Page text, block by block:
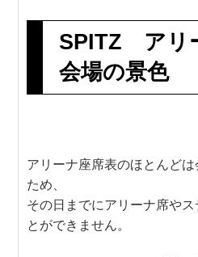
SPITZ アリ
会場の景色
アリーナ座席表のほとんど
ため、
その日までにアリーナ席や
とができません。